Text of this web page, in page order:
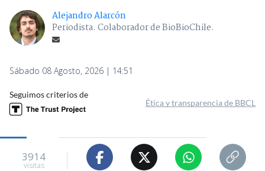
Alejandro Alarcón
Periodista. Colaborador de BioBioChile.
Sábado 08 Agosto, 2026 | 14:51
Seguimos criterios de
Ética y transparencia de BBCL
3914
visitas